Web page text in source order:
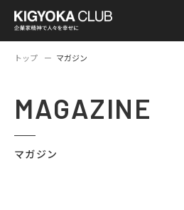
トップ マガジン
MAGAZINE
マガジン